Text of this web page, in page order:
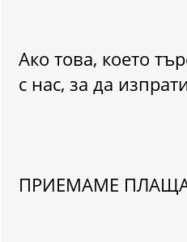
Ако това, което
с нас, за да
ПРИЕМАМЕ